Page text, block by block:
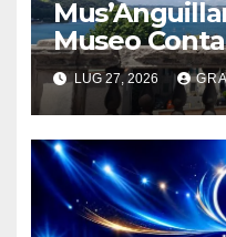
Museo
LUG 27, 2026